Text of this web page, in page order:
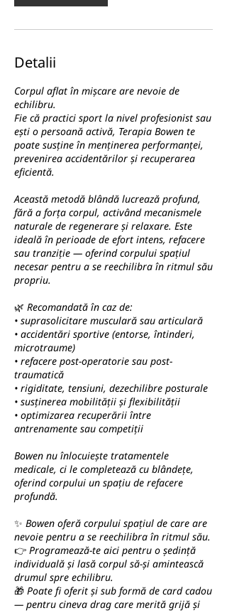
Detalii
Corpul aflat în mișcare are nevoie de
echilibru.
Fie că practici sport la nivel profesionist sau
ești o persoană activă, Terapia Bowen te
poate susține în menținerea performanței,
prevenirea accidentărilor și recuperarea
eficientă.
Această metodă blândă lucrează profund,
fără a forța corpul, activând mecanismele
naturale de regenerare și relaxare. Este
ideală în perioade de efort intens, refacere
sau tranziție — oferind corpului spațiul
necesar pentru a se reechilibra în ritmul său
propriu.
🌿 Recomandată în caz de:
• suprasolicitare musculară sau articulară
• accidentări sportive (entorse, întinderi,
microtraume)
• refacere post-operatorie sau post-
traumatică
• rigiditate, tensiuni, dezechilibre posturale
• susținerea mobilității și flexibilității
• optimizarea recuperării între
antrenamente sau competiții
Bowen nu înlocuiește tratamentele
medicale, ci le completează cu blândețe,
oferind corpului un spațiu de refacere
profundă.
✨ Bowen oferă corpului spațiul de care are
nevoie pentru a se reechilibra în ritmul său.
👉 Programează-te aici pentru o ședință
individuală și lasă corpul să-și amintească
drumul spre echilibru.
🎁 Poate fi oferit și sub formă de card cadou
— pentru cineva drag care merită grijă și